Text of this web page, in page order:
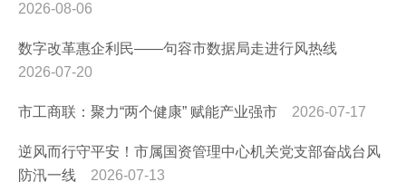
2026-08-06
数字改革惠企利民——句容市数据局走进行风热线
2026-07-20
市工商联：聚力“两个健康” 赋能产业强市 2026-07-17
逆风而行守平安！市属国资管理中心机关党支部奋战台风
防汛一线
2026-07-13